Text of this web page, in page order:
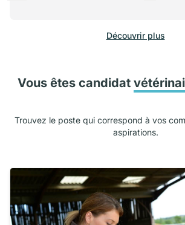
Découvrir plus
Vous êtes candidat
Trouvez le poste qui correspond à vos
aspirations.